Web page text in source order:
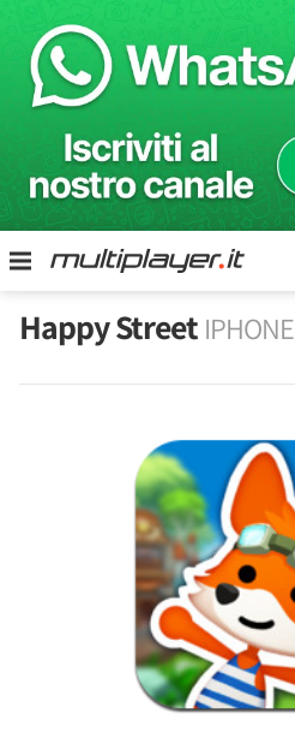
Happy Street IPHONE